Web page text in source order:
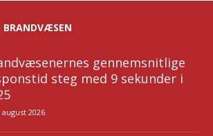
BRANDVÆSEN
gennemsnitlige
steg med 9 sekunder i
august 2026